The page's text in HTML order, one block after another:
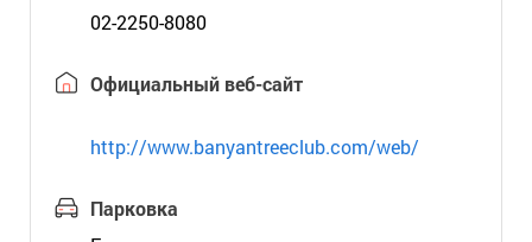
02-2250-8080
Официальный веб-сайт
http://www.banyantreeclub.com/web/
Парковка